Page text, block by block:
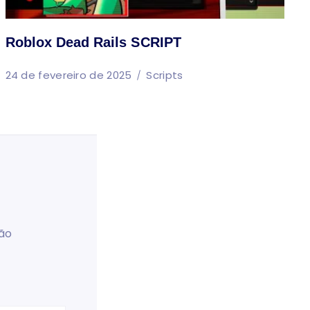
Roblox Dead Rails SCRIPT
24 de fevereiro de 2025 Scripts